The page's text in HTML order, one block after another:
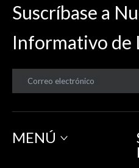
Suscríbase a
Informativo de
Correo electrónico
MENÚ